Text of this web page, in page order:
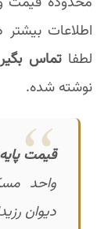
اطلاعات
لطفاتماس
نوشته شده.
قیمت
دیوان رزیدانس